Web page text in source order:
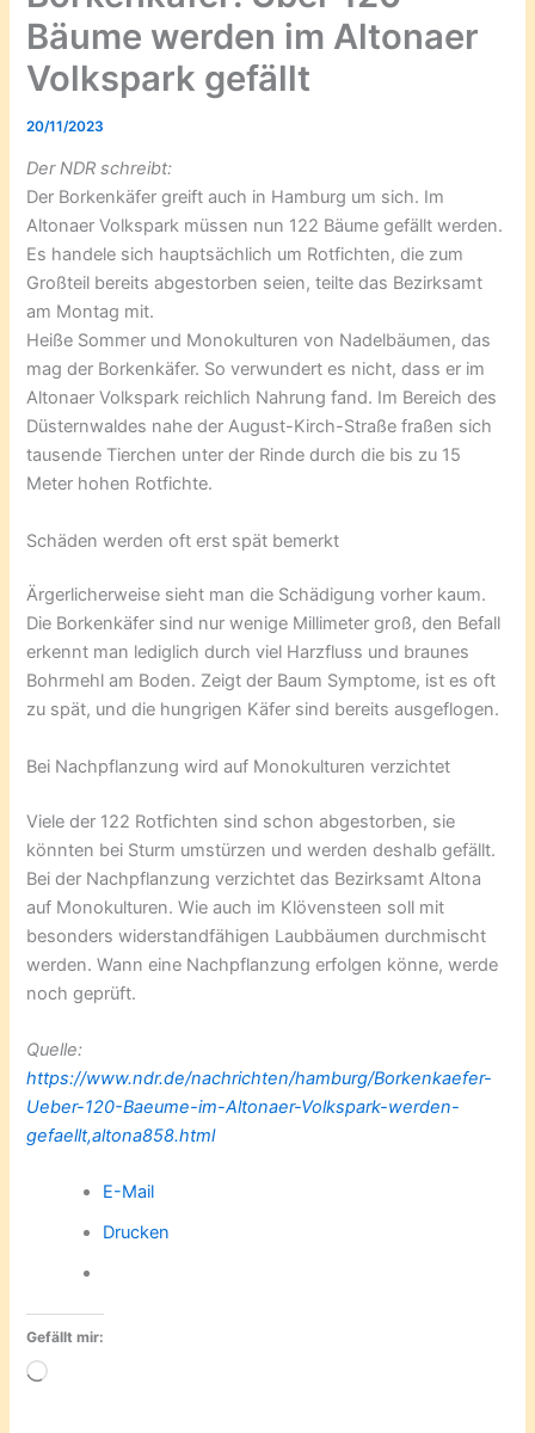
Bäume werden im Altonaer
Volkspark gefällt
20/11/2023
Der NDR schreibt:
Der Borkenkäfer greift auch in Hamburg um sich. Im
Altonaer Volkspark müssen nun 122 Bäume gefällt werden.
Es handele sich hauptsächlich um Rotfichten, die zum
Großteil bereits abgestorben seien, teilte das Bezirksamt
am Montag mit.
Heiße Sommer und Monokulturen von Nadelbäumen, das
mag der Borkenkäfer. So verwundert es nicht, dass er im
Altonaer Volkspark reichlich Nahrung fand. Im Bereich des
Düsternwaldes nahe der August-Kirch-Straße fraßen sich
tausende Tierchen unter der Rinde durch die bis zu 15
Meter hohen Rotfichte.
Schäden werden oft erst spät bemerkt
Ärgerlicherweise sieht man die Schädigung vorher kaum.
Die Borkenkäfer sind nur wenige Millimeter groß, den Befall
erkennt man lediglich durch viel Harzfluss und braunes
Bohrmehl am Boden. Zeigt der Baum Symptome, ist es oft
zu spät, und die hungrigen Käfer sind bereits ausgeflogen.
Bei Nachpflanzung wird auf Monokulturen verzichtet
Viele der 122 Rotfichten sind schon abgestorben, sie
könnten bei Sturm umstürzen und werden deshalb gefällt.
Bei der Nachpflanzung verzichtet das Bezirksamt Altona
auf Monokulturen. Wie auch im Klövensteen soll mit
besonders widerstandfähigen Laubbäumen durchmischt
werden. Wann eine Nachpflanzung erfolgen könne, werde
noch geprüft.
Quelle:
https://www.ndr.de/nachrichten/hamburg/Borkenkaefer-
Ueber-120-Baeume-im-Altonaer-Volkspark-werden-
gefaellt,altona858.html
E-Mail
Drucken
Gefällt mir:
Wird